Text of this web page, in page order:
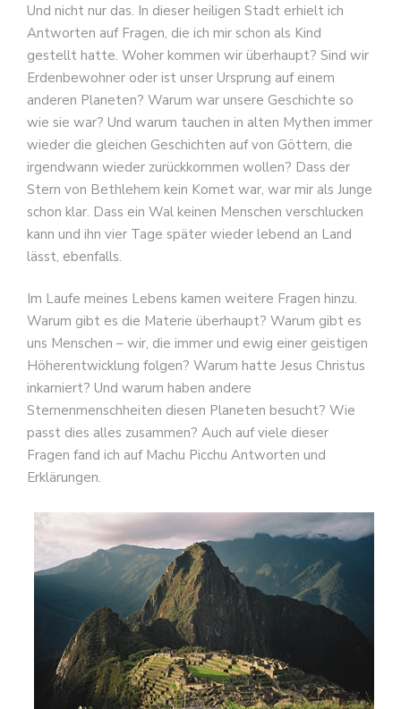
Und nicht nur das. In dieser heiligen Stadt erhielt ich
Antworten auf Fragen, die ich mir schon als Kind
gestellt hatte. Woher kommen wir überhaupt? Sind wir
Erdenbewohner oder ist unser Ursprung auf einem
anderen Planeten? Warum war unsere Geschichte so
wie sie war? Und warum tauchen in alten Mythen immer
wieder die gleichen Geschichten auf von Göttern, die
irgendwann wieder zurückkommen wollen? Dass der
Stern von Bethlehem kein Komet war, war mir als Junge
schon klar. Dass ein Wal keinen Menschen verschlucken
kann und ihn vier Tage später wieder lebend an Land
lässt, ebenfalls.
Im Laufe meines Lebens kamen weitere Fragen hinzu.
Warum gibt es die Materie überhaupt? Warum gibt es
uns Menschen – wir, die immer und ewig einer geistigen
Höherentwicklung folgen? Warum hatte Jesus Christus
inkarniert? Und warum haben andere
Sternenmenschheiten diesen Planeten besucht? Wie
passt dies alles zusammen? Auch auf viele dieser
Fragen fand ich auf Machu Picchu Antworten und
Erklärungen.